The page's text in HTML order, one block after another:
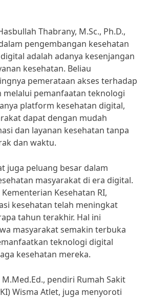
Thabrany, M.Sc., Ph.D.,
pengembangan kesehatan
adalah adanya kesenjangan
kesehatan. Beliau
pemerataan akses terhadap
melalui pemanfaatan teknologi
platform kesehatan digital,
dapat dengan mudah
dan layanan kesehatan tanpa
dan waktu.
juga peluang besar dalam
masyarakat di era digital.
Kesehatan RI,
kesehatan telah meningkat
tahun terakhir. Hal ini
masyarakat semakin terbuka
teknologi digital
kesehatan mereka.
pendiri Rumah Sakit
Wisma Atlet, juga menyoroti